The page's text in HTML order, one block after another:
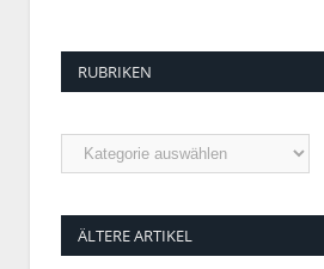
RUBRIKEN
Rubriken
ÄLTERE ARTIKEL